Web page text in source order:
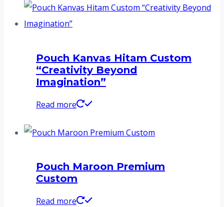
Pouch Kanvas Hitam Custom
“Creativity Beyond
Imagination”
Read more
Pouch Maroon Premium
Custom
Read more